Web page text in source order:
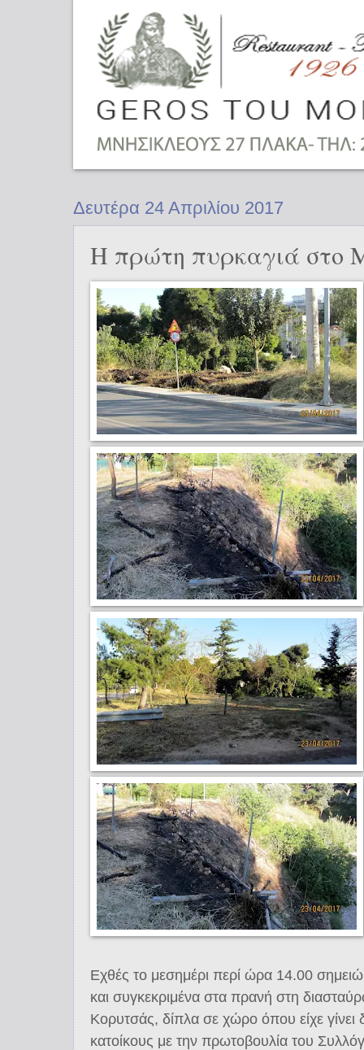
Δευτέρα 24 Απριλίου 2017
Η πρώτη πυρκαγιά στο
Εχθές το μεσημέρι περί ώρα 14.00
και συγκεκριμένα στα πρανή στη
Κορυτσάς, δίπλα σε χώρο όπου είχε
κατοίκους με την πρωτοβουλία του